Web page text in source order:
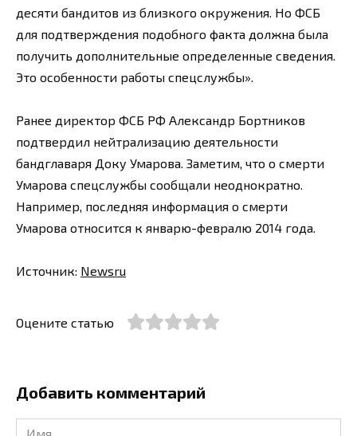
десяти бандитов из близкого окружения. Но ФСБ
для подтверждения подобного факта должна была
получить дополнительные определенные сведения.
Это особенности работы спецслужбы».
Ранее директор ФСБ РФ Александр Бортников
подтвердил нейтрализацию деятельности
бандглаваря Доку Умарова. Заметим, что о смерти
Умарова спецслужбы сообщали неоднократно.
Например, последняя информация о смерти
Умарова относится к январю-февралю 2014 года.
Источник: Newsru
Оцените статью
Добавить комментарий
Имя